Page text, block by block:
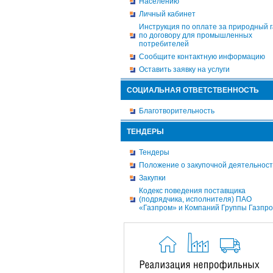
Личный кабинет
Инструкция по оплате за природный
по договору для промышленных
потребителей
Сообщите контактную информацию
Оставить заявку на услуги
СОЦИАЛЬНАЯ ОТВЕТСТВЕННОСТЬ
Благотворительность
ТЕНДЕРЫ
Тендеры
Положение о закупочной
Закупки
Кодекс поведения поставщика
(подрядчика, исполнителя) ПАО
«Газпром» и Компаний Группы